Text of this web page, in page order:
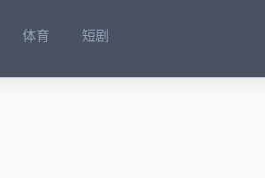
体育 短剧